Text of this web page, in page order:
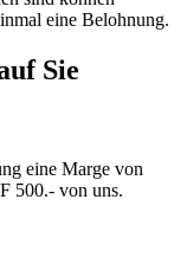
eine Belohnung.
Sie
eine Marge von
500.- von uns.